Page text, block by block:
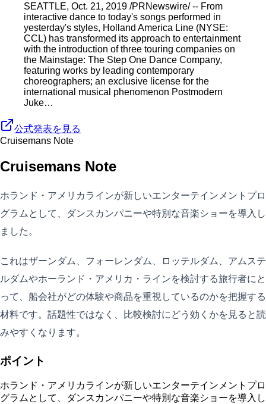
SEATTLE, Oct. 21, 2019 /PRNewswire/ -- From
interactive dance to today's songs performed in
yesterday's styles, Holland America Line (NYSE:
CCL) has transformed its approach to entertainment
with the introduction of three touring companies on
the Mainstage: The Step One Dance Company,
featuring works by leading contemporary
choreographers; an exclusive license for the
international musical phenomenon Postmodern
Juke…
公式発表を見る
Cruisemans Note
Cruisemans Note
ホランド・アメリカラインが新しいエンターテインメントプロ
グラムとして、ダンスカンパニーや特別な音楽ショーを導入し
ました。
これはザーンダム、フォーレンダム、ロッテルダム、アムステ
ルダムやホーランド・アメリカ・ラインを検討する旅行者にと
って、船会社がどの体験や商品を重視しているのかを把握する
材料です。話題性ではなく、比較検討にどう効くかを見ると読
みやすくなります。
ポイント
ホランド・アメリカラインが新しいエンターテインメントプロ
グラムとして、ダンスカンパニーや特別な音楽ショーを導入し